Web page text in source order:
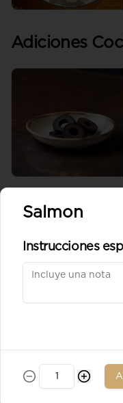
Adiciones
Salmon
Instrucciones